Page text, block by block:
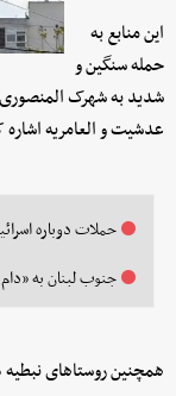
این منابع به
حمله سنگین و
شدید به شهرک
عدشیت و العامریه اشاره
حملات دوباره
جنوب لبنان به
همچنین روستاهای